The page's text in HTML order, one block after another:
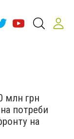
млн грн
потреби
на